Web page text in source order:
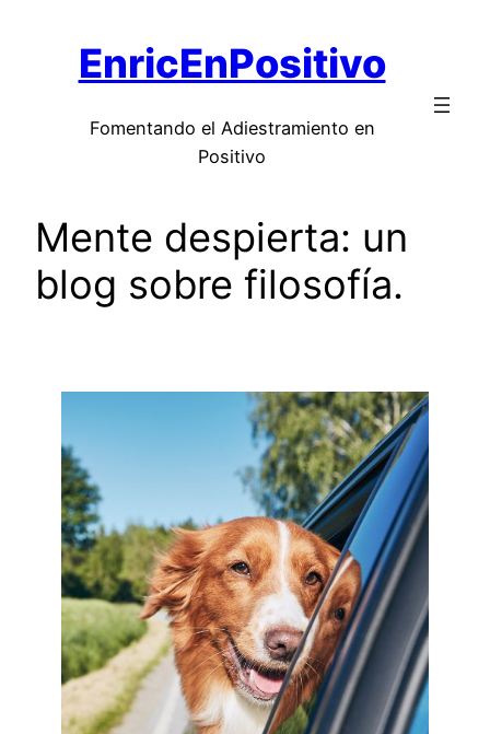
contenidoEnricEnPositivo
Fomentando el Adiestramiento en
Positivo
Mente despierta: un
blog sobre filosofía.